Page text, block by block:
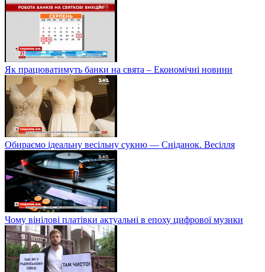
Як працюватимуть банки на свята – Економічні новини
Обираємо ідеальну весільну сукню — Сніданок. Весілля
Чому вінілові платівки актуальні в епоху цифрової музики